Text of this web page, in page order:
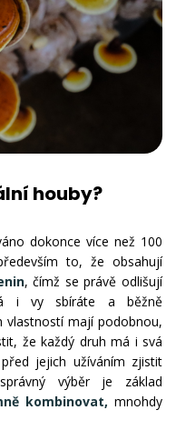
houby?
dokonce více než 100
to, že obsahují
, čímž se právě odlišují
i vy sbíráte a běžně
vlastností mají podobnou,
že každý druh má i svá
jejich užíváním zjistit
výběr je základ
kombinovat, mnohdy